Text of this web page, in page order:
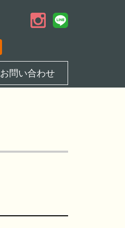
お問い合わせ